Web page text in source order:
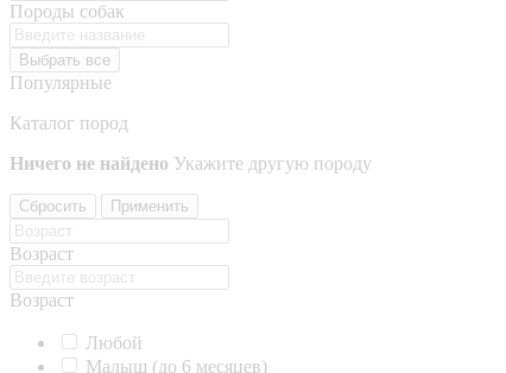
Породы собак
Выбрать все
Популярные
Каталог пород
Ничего не найдено Укажите другую породу
Сбросить Применить
Возраст
Возраст
Любой
Малыш (до 6 месяцев)